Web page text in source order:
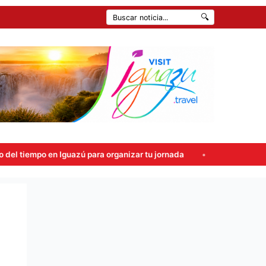
🔍
para organizar tu jornada Atropellaron un control en